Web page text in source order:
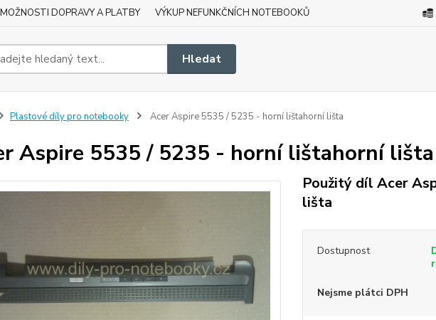
MOŽNOSTI DOPRAVY A PLATBY VÝKUP NEFUNKČNÍCH NOTEBOOKŮ
Hledat
Plastové díly pro notebooky Acer Aspire 5535 / 5235 - horní lištahorní lišta
Aspire 5535 / 5235 - horní lištahorní lišta
Použitý díl Acer
lišta
Dostupnost
Nejsme plátci DPH